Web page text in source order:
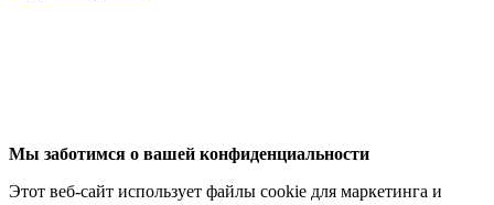
Мы заботимся о вашей конфиденциальности
Этот веб-сайт использует файлы cookie для маркетинга и